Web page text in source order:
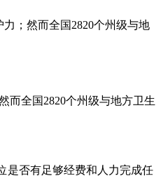
；然而全国2820个州级与地
而全国2820个州级与地方卫生
是否有足够经费和人力完成任